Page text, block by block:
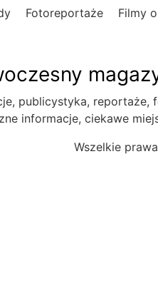
Fotoreportaże Filmy
publicystyka, reportaże,
informacje, ciekawe
Wszelkie